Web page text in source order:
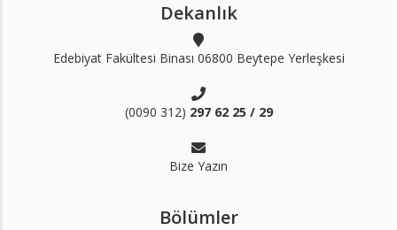
Dekanlık
Edebiyat Fakültesi Binası 06800 Beytepe Yerleşkesi
(0090 312) 297 62 25 / 29
Bize Yazın
Bölümler